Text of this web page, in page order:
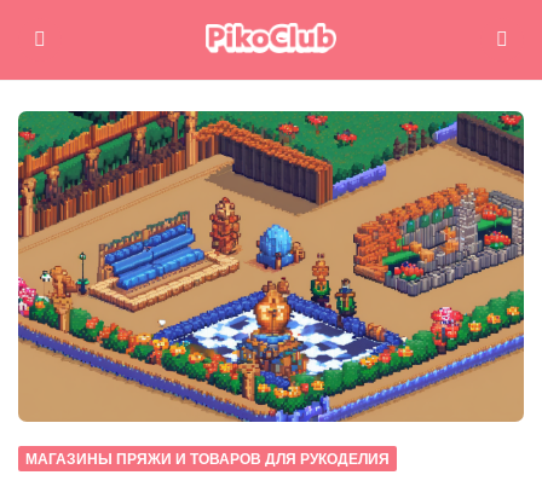
Меню Поиск
МАГАЗИНЫ ПРЯЖИ И ТОВАРОВ ДЛЯ РУКОДЕЛИЯ